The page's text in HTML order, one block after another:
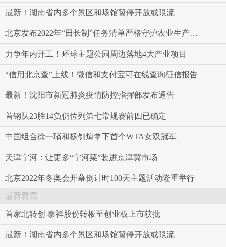
最新！湖南省内多个景区和场馆暂停开放或限流
北京发布2022年“田长制”任务清单严格守护农业生产空间
力争年内开工！环球主题公园周边落地4大产业项目
“信用北京查”上线！微信和支付宝可在线查询征信报告
最新！沈阳市新冠肺炎疫情防控指挥部发布通告
首钢队23胜14负仍位列第七常规赛前四已确定
中国组合徐一璠和杨钊煊拿下首个WTA女双冠军
天津宁河：让更多“宁河菜”装进京津冀市场
北京2022年冬奥会开幕倒计时100天主题活动隆重举行
最新新闻
首家北转创 泰祥股份转板至创业板上市获批
最新！湖南省内多个景区和场馆暂停开放或限流